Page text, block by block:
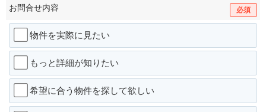
お問合せ内容 必須
物件を実際に見たい
もっと詳細が知りたい
希望に合う物件を探して欲しい